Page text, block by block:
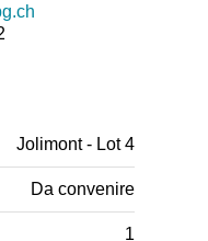
Jolimont - Lot 4
Da convenire
1